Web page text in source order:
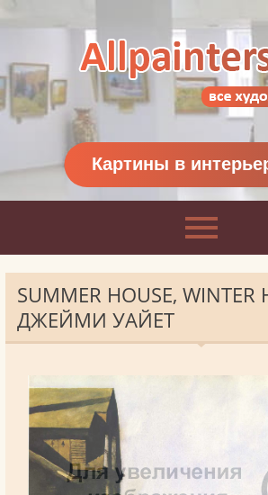
Картины классиков
и современников
Картины в
SUMMER HOUSE,
ДЖЕЙМИ УАЙЕТ